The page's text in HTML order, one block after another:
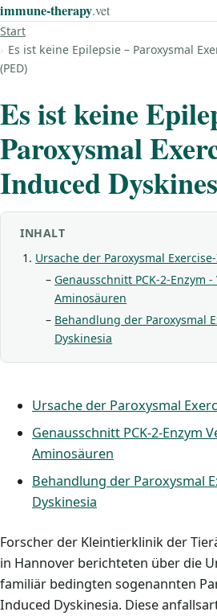
immune‑therapy.vet
Start
Es ist keine Epilepsie – Paroxysmal
(PED)
Es ist keine
Paroxysmal
Induced
INHALT
Ursache der Paroxysmal
Genausschnitt PCK-2-Enzym
Aminosäuren
Behandlung der Paroxysmal
Dyskinesia
Ursache der Paroxysmal
Genausschnitt PCK-2-Enzym
Aminosäuren
Behandlung der Paroxysmal
Dyskinesia
Forscher der Kleintierklinik der
in Hannover berichteten über die
familiär bedingten sogenannten
Induced Dyskinesia. Diese